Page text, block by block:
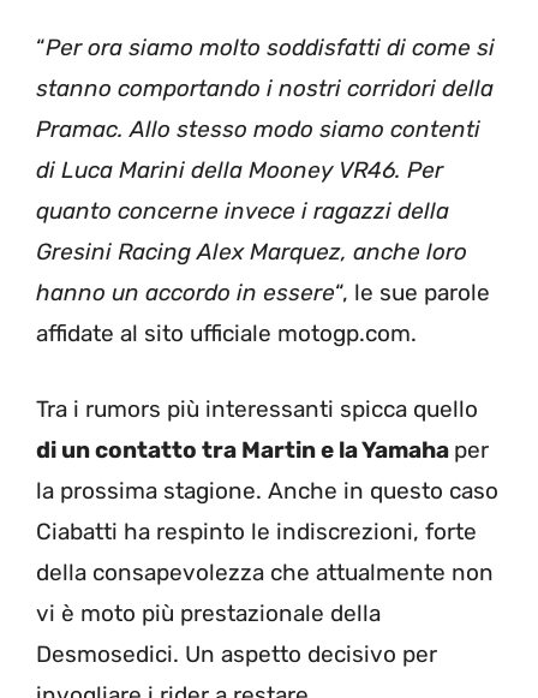
“Per ora siamo molto soddisfatti di come si
stanno comportando i nostri corridori della
Pramac. Allo stesso modo siamo contenti
di Luca Marini della Mooney VR46. Per
quanto concerne invece i ragazzi della
Gresini Racing Alex Marquez, anche loro
hanno un accordo in essere“, le sue parole
affidate al sito ufficiale motogp.com.
Tra i rumors più interessanti spicca quello
di un contatto tra Martin e la Yamaha per
la prossima stagione. Anche in questo caso
Ciabatti ha respinto le indiscrezioni, forte
della consapevolezza che attualmente non
vi è moto più prestazionale della
Desmosedici. Un aspetto decisivo per